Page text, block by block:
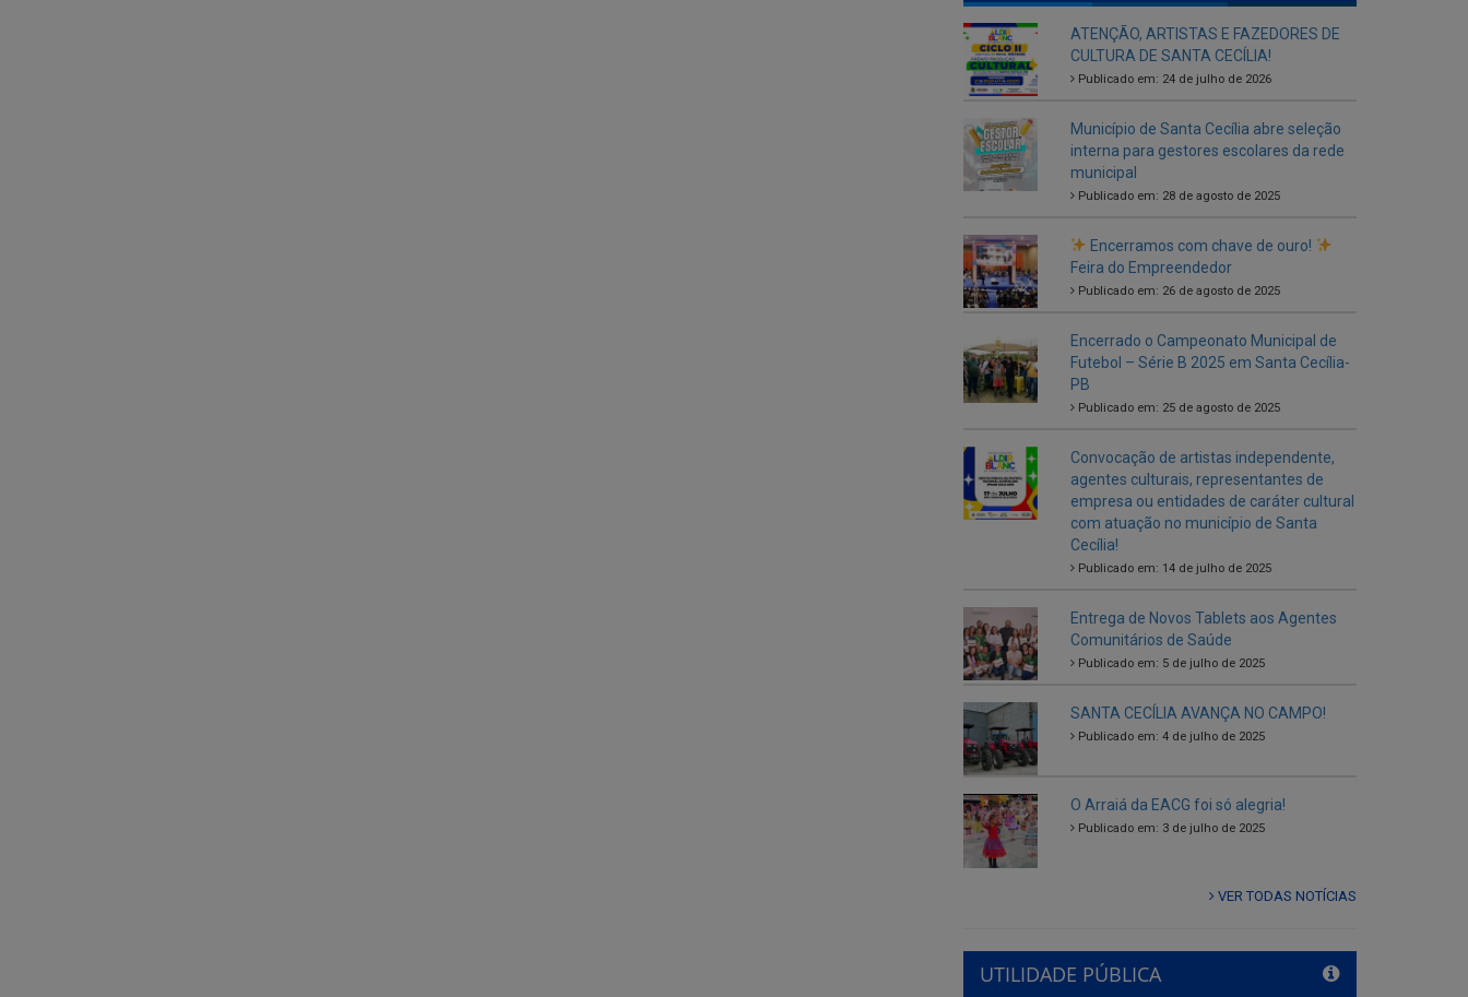
Município de Santa Cecília abre seleção
interna para gestores escolares da rede
municipal
Encerramos com chave de ouro!
Feira do Empreendedor
Publicado em: 26 de agosto de 2025
Encerrado o Campeonato Municipal de
Futebol – Série B 2025 em Santa Cecília-
PB
Convocação de artistas independente,
agentes culturais, representantes de
empresa ou entidades de caráter cultural
Cecília!
Publicado em: 14 de julho de 2025
Entrega de Novos Tablets aos Agentes
Comunitários de Saúde
Publicado em: 5 de julho de 2025
SANTA CECÍLIA AVANÇA NO CAMPO!
O Arraiá da EACG foi só alegria!
Publicado em: 3 de julho de 2025
VER TODAS NOTÍCIAS